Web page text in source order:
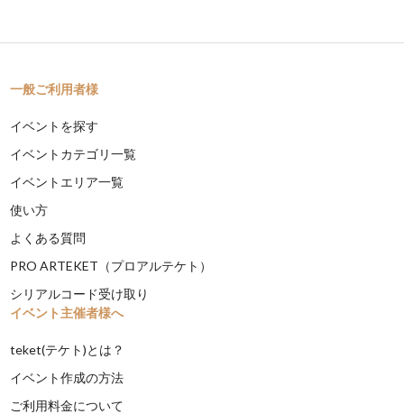
一般ご利用者様
イベントを探す
イベントカテゴリ一覧
イベントエリア一覧
使い方
よくある質問
PRO ARTEKET（プロアルテケト）
シリアルコード受け取り
イベント主催者様へ
teket(テケト)とは？
イベント作成の方法
ご利用料金について